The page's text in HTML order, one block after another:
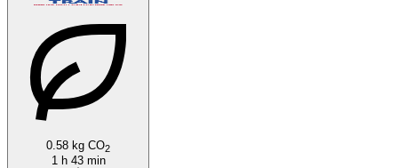
0.58 kg CO2
1 h 43 min